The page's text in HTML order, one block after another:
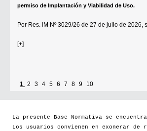
permiso de Implantación y Viabilidad de Uso.
Por Res. IM Nº 3029/26 de 27 de julio de 2026,
[+]
1 2 3 4 5 6 7 8 9 10
La presente Base Normativa se
Los usuarios convienen en exonerar